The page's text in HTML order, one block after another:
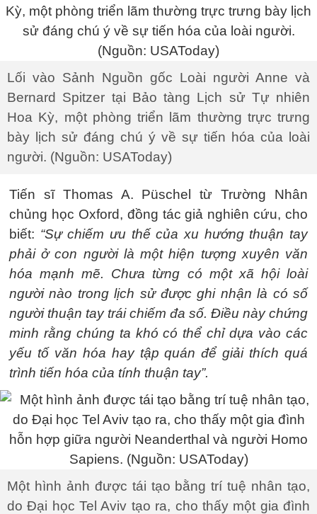
Lối vào Sảnh Nguồn gốc Loài người Anne và
Bernard Spitzer tại Bảo tàng Lịch sử Tự nhiên
Hoa Kỳ, một phòng triển lãm thường trực trưng
bày lịch sử đáng chú ý về sự tiến hóa của loài
người. (Nguồn: USAToday)
Tiến sĩ Thomas A. Püschel từ Trường Nhân
chủng học Oxford, đồng tác giả nghiên cứu, cho
biết: “Sự chiếm ưu thế của xu hướng thuận tay
phải ở con người là một hiện tượng xuyên văn
hóa mạnh mẽ. Chưa từng có một xã hội loài
người nào trong lịch sử được ghi nhận là có số
người thuận tay trái chiếm đa số. Điều này chứng
minh rằng chúng ta khó có thể chỉ dựa vào các
yếu tố văn hóa hay tập quán để giải thích quá
trình tiến hóa của tính thuận tay”.
Một hình ảnh được tái tạo bằng trí tuệ nhân tạo,
do Đại học Tel Aviv tạo ra, cho thấy một gia đình